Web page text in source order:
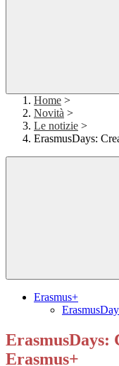
Home >
Novità >
Le notizie >
ErasmusDays:
Erasmus+
ErasmusDays:
Erasmus+